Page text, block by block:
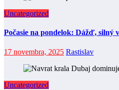
Uncategorized
Počasie na pondelok: Dážď, silný
17 novembra, 2025 Rastislav
Uncategorized